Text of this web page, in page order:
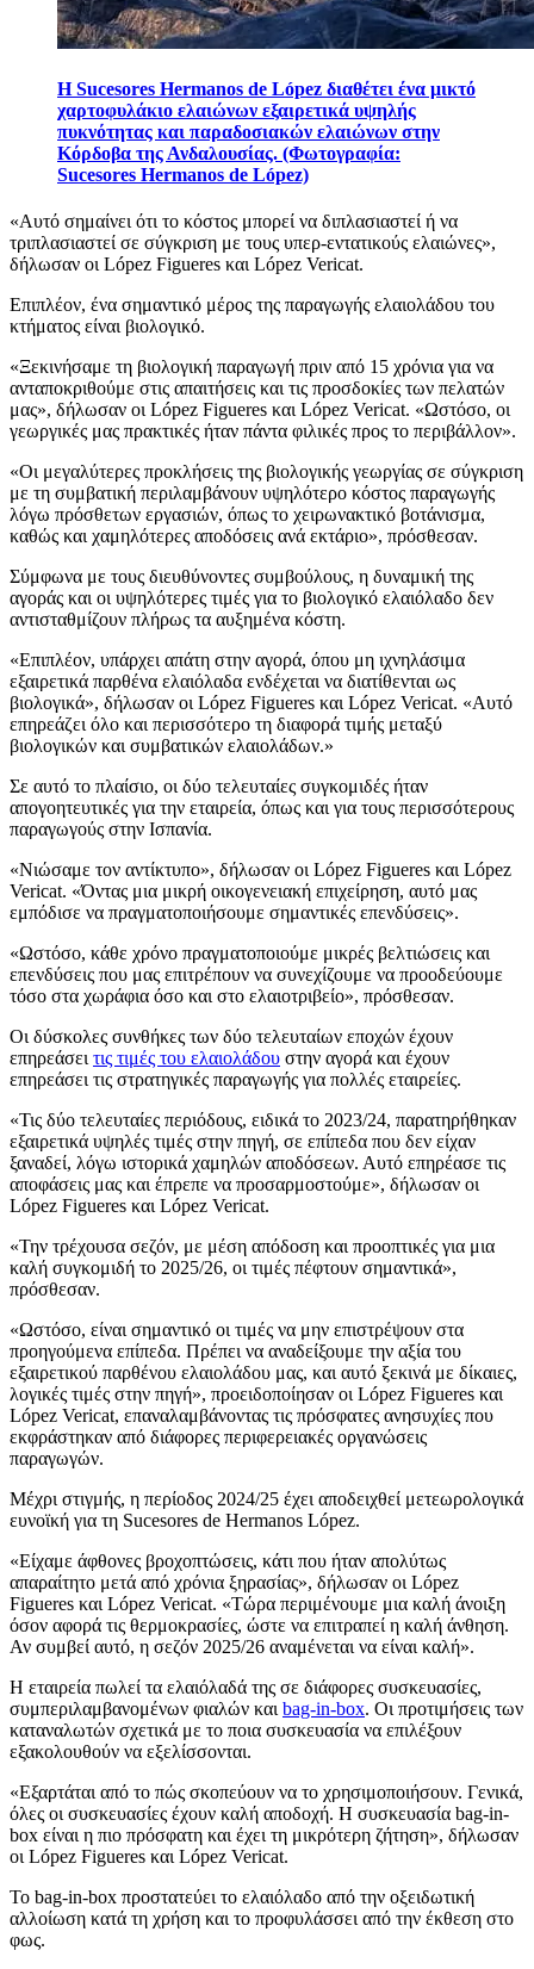
Η Sucesores Hermanos de López διαθέτει ένα μικτό
χαρτοφυλάκιο ελαιώνων εξαιρετικά υψηλής
πυκνότητας και παραδοσιακών ελαιώνων στην
Κόρδοβα της Ανδαλουσίας. (Φωτογραφία:
Sucesores Hermanos de López)
«Αυτό σημαίνει ότι το κόστος μπορεί να διπλασιαστεί ή να
τριπλασιαστεί σε σύγκριση με τους υπερ-εντατικούς ελαιώνες»,
δήλωσαν οι López Figueres και López Vericat.
Επιπλέον, ένα σημαντικό μέρος της παραγωγής ελαιολάδου του
κτήματος είναι βιολογικό.
«Ξεκινήσαμε τη βιολογική παραγωγή πριν από 15 χρόνια για να
ανταποκριθούμε στις απαιτήσεις και τις προσδοκίες των πελατών
μας», δήλωσαν οι López Figueres και López Vericat. «Ωστόσο, οι
γεωργικές μας πρακτικές ήταν πάντα φιλικές προς το περιβάλλον».
«Οι μεγαλύτερες προκλήσεις της βιολογικής γεωργίας σε σύγκριση
με τη συμβατική περιλαμβάνουν υψηλότερο κόστος παραγωγής
λόγω πρόσθετων εργασιών, όπως το χειρωνακτικό βοτάνισμα,
καθώς και χαμηλότερες αποδόσεις ανά εκτάριο», πρόσθεσαν.
Σύμφωνα με τους διευθύνοντες συμβούλους, η δυναμική της
αγοράς και οι υψηλότερες τιμές για το βιολογικό ελαιόλαδο δεν
αντισταθμίζουν πλήρως τα αυξημένα κόστη.
«Επιπλέον, υπάρχει απάτη στην αγορά, όπου μη ιχνηλάσιμα
εξαιρετικά παρθένα ελαιόλαδα ενδέχεται να διατίθενται ως
βιολογικά», δήλωσαν οι López Figueres και López Vericat. «Αυτό
επηρεάζει όλο και περισσότερο τη διαφορά τιμής μεταξύ
βιολογικών και συμβατικών ελαιολάδων.»
Σε αυτό το πλαίσιο, οι δύο τελευταίες συγκομιδές ήταν
απογοητευτικές για την εταιρεία, όπως και για τους περισσότερους
παραγωγούς στην Ισπανία.
«Νιώσαμε τον αντίκτυπο», δήλωσαν οι López Figueres και López
Vericat. «Όντας μια μικρή οικογενειακή επιχείρηση, αυτό μας
εμπόδισε να πραγματοποιήσουμε σημαντικές επενδύσεις».
«Ωστόσο, κάθε χρόνο πραγματοποιούμε μικρές βελτιώσεις και
επενδύσεις που μας επιτρέπουν να συνεχίζουμε να προοδεύουμε
τόσο στα χωράφια όσο και στο ελαιοτριβείο», πρόσθεσαν.
Οι δύσκολες συνθήκες των δύο τελευταίων εποχών έχουν
επηρεάσειτις τιμές του ελαιολάδου στην αγορά και έχουν
επηρεάσει τις στρατηγικές παραγωγής για πολλές εταιρείες.
«Τις δύο τελευταίες περιόδους, ειδικά το 2023/24, παρατηρήθηκαν
εξαιρετικά υψηλές τιμές στην πηγή, σε επίπεδα που δεν είχαν
ξαναδεί, λόγω ιστορικά χαμηλών αποδόσεων. Αυτό επηρέασε τις
αποφάσεις μας και έπρεπε να προσαρμοστούμε», δήλωσαν οι
López Figueres και López Vericat.
«Την τρέχουσα σεζόν, με μέση απόδοση και προοπτικές για μια
καλή συγκομιδή το 2025/26, οι τιμές πέφτουν σημαντικά»,
πρόσθεσαν.
«Ωστόσο, είναι σημαντικό οι τιμές να μην επιστρέψουν στα
προηγούμενα επίπεδα. Πρέπει να αναδείξουμε την αξία του
εξαιρετικού παρθένου ελαιολάδου μας, και αυτό ξεκινά με δίκαιες,
λογικές τιμές στην πηγή», προειδοποίησαν οι López Figueres και
López Vericat, επαναλαμβάνοντας τις πρόσφατες ανησυχίες που
εκφράστηκαν από διάφορες περιφερειακές οργανώσεις
παραγωγών.
Μέχρι στιγμής, η περίοδος 2024/25 έχει αποδειχθεί μετεωρολογικά
ευνοϊκή για τη Sucesores de Hermanos López.
«Είχαμε άφθονες βροχοπτώσεις, κάτι που ήταν απολύτως
απαραίτητο μετά από χρόνια ξηρασίας», δήλωσαν οι López
Figueres και López Vericat. «Τώρα περιμένουμε μια καλή άνοιξη
όσον αφορά τις θερμοκρασίες, ώστε να επιτραπεί η καλή άνθηση.
Αν συμβεί αυτό, η σεζόν 2025/26 αναμένεται να είναι καλή».
Η εταιρεία πωλεί τα ελαιόλαδά της σε διάφορες συσκευασίες,
συμπεριλαμβανομένων φιαλών καιbag-in-box. Οι προτιμήσεις των
καταναλωτών σχετικά με το ποια συσκευασία να επιλέξουν
εξακολουθούν να εξελίσσονται.
«Εξαρτάται από το πώς σκοπεύουν να το χρησιμοποιήσουν. Γενικά,
όλες οι συσκευασίες έχουν καλή αποδοχή. Η συσκευασία bag-in-
box είναι η πιο πρόσφατη και έχει τη μικρότερη ζήτηση», δήλωσαν
οι López Figueres και López Vericat.
Το bag-in-box προστατεύει το ελαιόλαδο από την οξειδωτική
αλλοίωση κατά τη χρήση και το προφυλάσσει από την έκθεση στο
φως.